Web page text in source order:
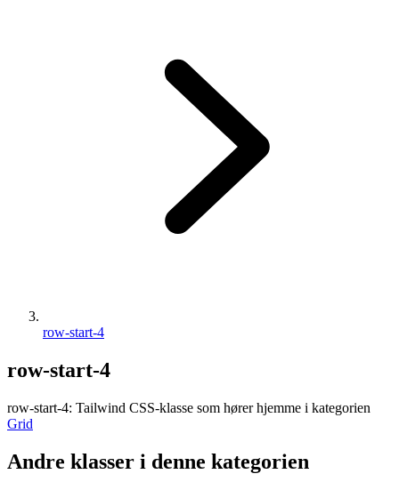
row-start-4
row-start-4
row-start-4: Tailwind CSS-klasse som hører hjemme i kategorien
Grid
Andre klasser i denne kategorien